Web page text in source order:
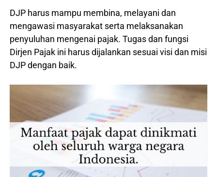
DJP harus mampu membina, melayani dan
mengawasi masyarakat serta melaksanakan
penyuluhan mengenai pajak. Tugas dan fungsi
Dirjen Pajak ini harus dijalankan sesuai visi dan misi
DJP dengan baik.